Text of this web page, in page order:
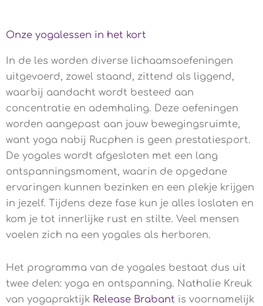
Onze yogalessen in het kort
In de les worden diverse lichaamsoefeningen
uitgevoerd, zowel staand, zittend als liggend,
waarbij aandacht wordt besteed aan
concentratie en ademhaling. Deze oefeningen
worden aangepast aan jouw bewegingsruimte,
want yoga nabij Rucphen is geen prestatiesport.
De yogales wordt afgesloten met een lang
ontspanningsmoment, waarin de opgedane
ervaringen kunnen bezinken en een plekje krijgen
in jezelf. Tijdens deze fase kun je alles loslaten en
kom je tot innerlijke rust en stilte. Veel mensen
voelen zich na een yogales als herboren.
Het programma van de yogales bestaat dus uit
twee delen: yoga en ontspanning. Nathalie Kreuk
van yogapraktijk Release Brabant is voornamelijk